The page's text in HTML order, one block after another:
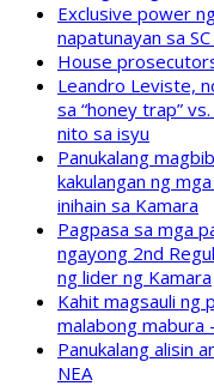
Exclusive power
napatunayan sa
House
Leandro Leviste,
sa “honey trap”
nito sa isyu
Panukalang
kakulangan ng
inihain sa Kamara
Pagpasa sa mga
ngayong 2nd
ng lider ng Kamara
Kahit magsauli ng
malabong mabura
Panukalang alisin
NEA